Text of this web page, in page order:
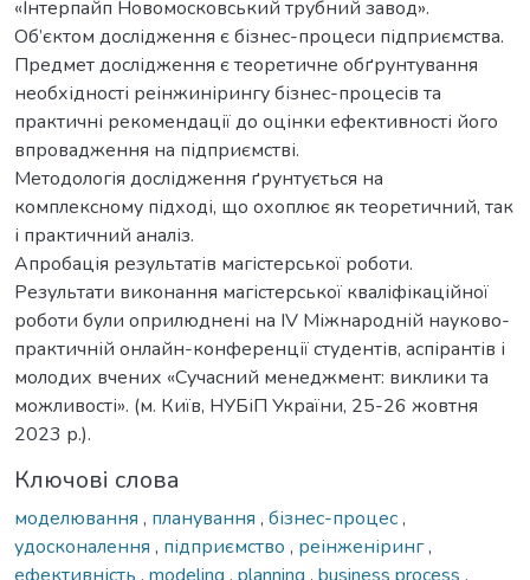
«Інтерпайп Новомосковський трубний завод».
Об’єктом дослідження є бізнес-процеси підприємства.
Предмет дослідження є теоретичне обґрунтування
необхідності реінжинірингу бізнес-процесів та
практичні рекомендації до оцінки ефективності його
впровадження на підприємстві.
Методологія дослідження ґрунтується на
комплексному підході, що охоплює як теоретичний, так
і практичний аналіз.
Апробація результатів магістерської роботи.
Результати виконання магістерської кваліфікаційної
роботи були оприлюднені на IV Міжнародній науково-
практичній онлайн-конференції студентів, аспірантів і
молодих вчених «Сучасний менеджмент: виклики та
можливості». (м. Київ, НУБіП України, 25-26 жовтня
2023 р.).
Ключові слова
моделювання , планування , бізнес-процес,
удосконалення , підприємство , реінженіринг,